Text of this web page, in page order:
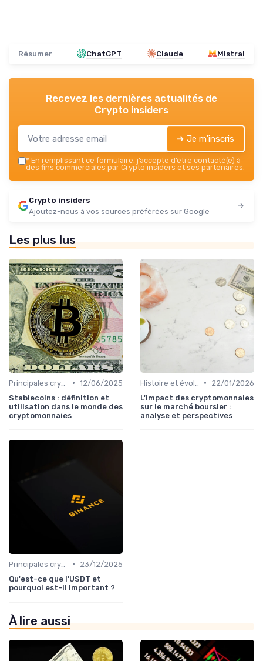
Résumer ChatGPT Claude Mistral
Recevez les dernières actualités de
Crypto insiders
➔ Je m'inscris
* En remplissant ce formulaire, j’accepte d’être contacté(e) à
des fins commerciales par Crypto insiders et ses partenaires.
Crypto insiders
Ajoutez-nous à vos sources préférées sur Google
Les plus lus
• 12/06/2025
Stablecoins : définition et
utilisation dans le monde des
cryptomonnaies
•
22/01/2026
L'impact des cryptomonnaies
sur le marché boursier :
analyse et perspectives
•
23/12/2025
Qu'est-ce que l'USDT et
pourquoi est-il important ?
À lire aussi